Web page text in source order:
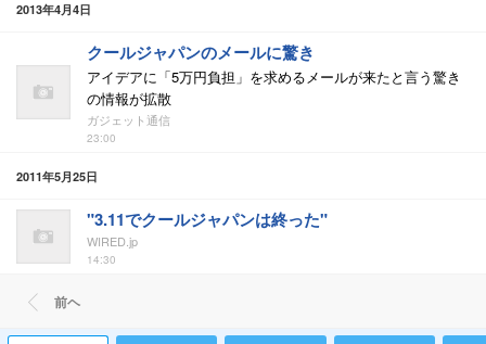
2013年4月4日
クールジャパンのメールに驚き
アイデアに「5万円負担」を求めるメールが来たと言う驚き
の情報が拡散
ガジェット通信
23:00
2011年5月25日
"3.11でクールジャパンは終った"
WIRED.jp
14:30
前ヘ